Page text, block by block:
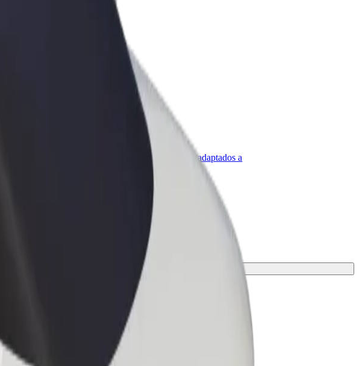
Bolt para empresas
Productos y servicios de Bolt adaptados a
y encuentra la mejor opción para tu viaje.